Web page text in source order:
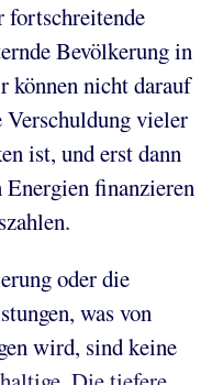
fortschreitende
Bevölkerung in
können nicht darauf
Verschuldung vieler
ist, und erst dann
Energien finanzieren
oder die
was von
wird, sind keine